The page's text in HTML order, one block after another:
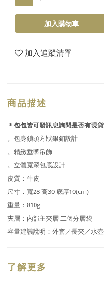
加入購物車
加入追蹤清單
商品描述
＊包包皆可發訊息詢問是否有現貨
。包身鎖頭方狀銀釦設計
。精緻垂墜吊飾
。立體寬深包底設計
皮質：牛皮
尺寸：寬28 高30 底厚10(cm)
重量：810g
夾層：內部主夾層 二個分層袋
容量建議說明：外套／長夾／水壺
了解更多